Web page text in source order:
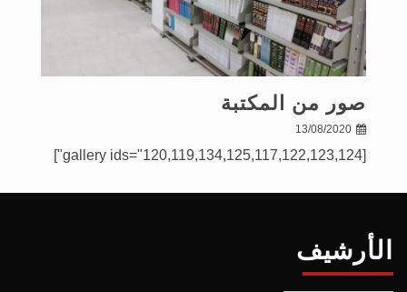
صور من المكتبة
13/08/2020
[gallery ids="120,119,134,125,117,122,123,124"]
الأرشيف